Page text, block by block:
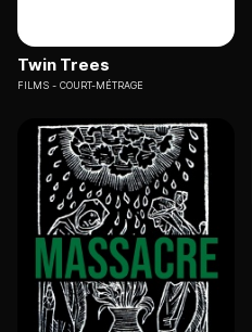
Twin Trees
FILMS COURT-MÉTRAGE